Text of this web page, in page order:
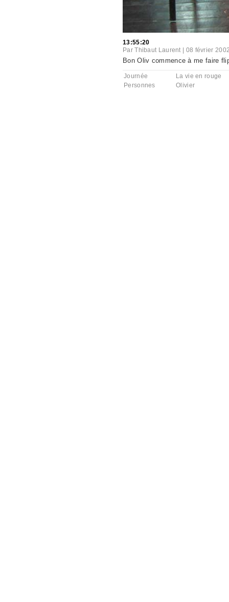
13:55:20
ParThibaut Laurent 08 février
Bon Oliv commence à me faire
Journée
La vie en rouge
Personnes
Olivier